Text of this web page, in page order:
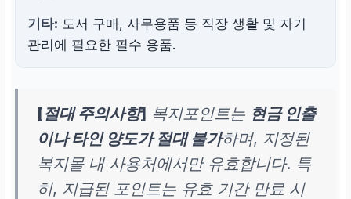
기타: 도서 구매, 사무용품 등 직장 생활 및 자기
관리에 필요한 필수 용품.
[절대 주의사항] 복지포인트는 현금 인출
이나 타인 양도가 절대 불가하며, 지정된
복지몰 내 사용처에서만 유효합니다. 특
히, 지급된 포인트는 유효 기간 만료 시